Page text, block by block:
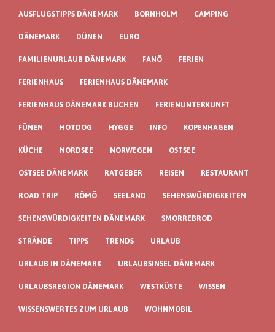
AUSFLUGSTIPPS DÄNEMARK BORNHOLM CAMPING
DÄNEMARK DÜNEN EURO
FAMILIENURLAUB DÄNEMARK FANÖ FERIEN
FERIENHAUS FERIENHAUS DÄNEMARK
FERIENHAUS DÄNEMARK BUCHEN FERIENUNTERKUNFT
FÜNEN HOTDOG HYGGE INFO KOPENHAGEN
KÜCHE NORDSEE NORWEGEN OSTSEE
OSTSEE DÄNEMARK RATGEBER REISEN RESTAURANT
ROAD TRIP RÖMÖ SEELAND SEHENSWÜRDIGKEITEN
SEHENSWÜRDIGKEITEN DÄNEMARK SMORREBROD
STRÄNDE TIPPS TRENDS URLAUB
URLAUB IN DÄNEMARK URLAUBSINSEL DÄNEMARK
URLAUBSREGION DÄNEMARK WESTKÜSTE WISSEN
WISSENSWERTES ZUM URLAUB WOHNMOBIL